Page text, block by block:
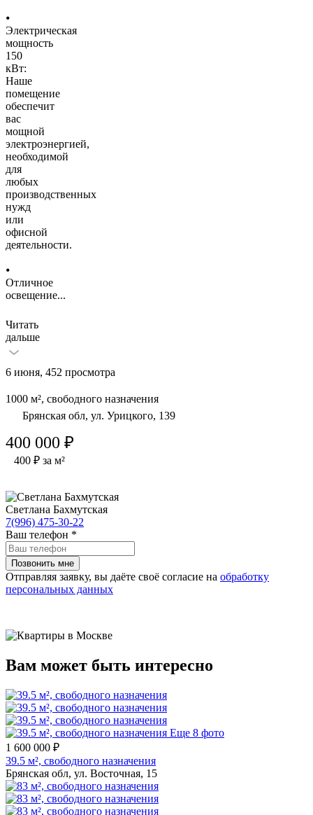
⦁
Электрическая
мощность
150
кВт:
Наше
помещение
обеспечит
вас
мощной
электроэнергией,
необходимой
для
любых
производственных
нужд
или
офисной
деятельности.
⦁
Отличное
освещение...
Читать
дальше
6 июня, 452 просмотра
1000 м², свободного назначения
Брянская обл, ул. Урицкого, 139
400 000 ₽
400 ₽ за м²
Светлана Бахмутская
7(996) 475-30-22
Ваш телефон *
Отправляя заявку, вы даёте своё согласие на обработку
персональных данных
Вам может быть интересно
Еще 8 фото
1 600 000 ₽
39.5 м², свободного назначения
Брянская обл, ул. Восточная, 15